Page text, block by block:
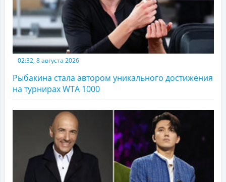
02:32, 8 августа 2026
Рыбакина стала автором уникального достижения
на турнирах WTA 1000